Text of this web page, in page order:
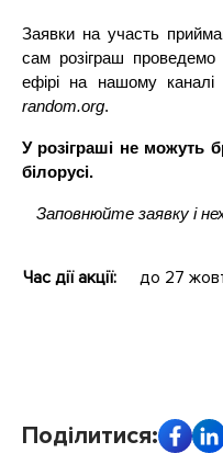
Заявки на участь
сам розіграш проведемо
ефірі на нашому
random.org.
У розіграші не можуть
білорусі.
Заповнюйте заявку і
Час дії акції: до 27
Поділитися: